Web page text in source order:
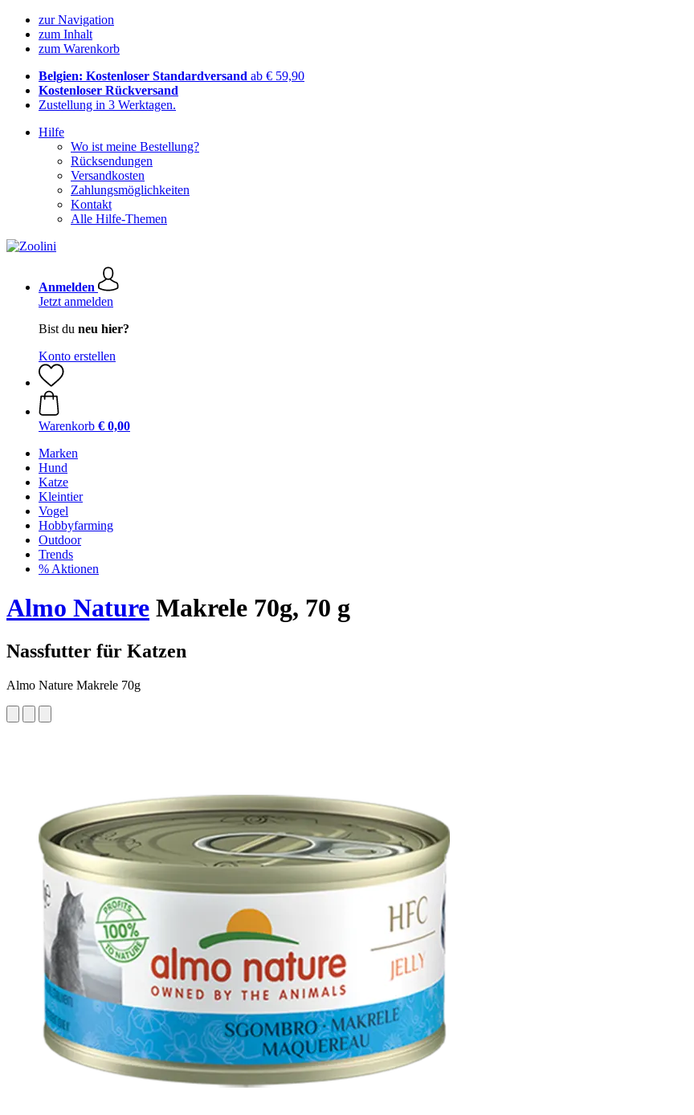
zur Navigation
zum Inhalt
zum Warenkorb
Belgien: Kostenloser Standardversand ab € 59,90
Kostenloser Rückversand
Zustellung in 3 Werktagen.
Hilfe
Wo ist meine Bestellung?
Rücksendungen
Versandkosten
Zahlungsmöglichkeiten
Kontakt
Alle Hilfe-Themen
Anmelden
Jetzt anmelden
Bist du neu hier?
Konto erstellen
Warenkorb € 0,00
Marken
Hund
Katze
Kleintier
Vogel
Hobbyfarming
Outdoor
Trends
% Aktionen
Almo Nature Makrele 70g, 70 g
Nassfutter für Katzen
Almo Nature Makrele 70g